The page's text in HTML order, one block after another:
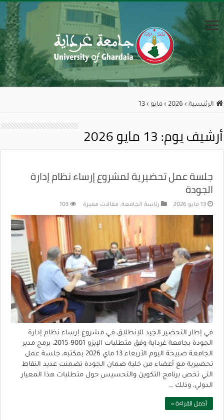
الرئيسية ›
2026
› مايو ›
13
أرشيف يوم:13 مايو 2026
جلسة عمل تحضيرية لمشروع إرساء نظام إدارة
الجودة
13 مايو 2026 رئاسة الجامعة, مقالات مميزة 103
في إطار التحضير الجيد للإنطلاق في مشروع إرساء نظام إدارة
الجودة بجامعة غرداية وفق متطلبات الإيزو 9001-2015، برمج مدير
الجامعة صبيحة اليوم الأربعاء 13 ماي 2026 بمكتبه، جلسة عمل
تحضيرية مع أعضاء من خلية ضمان الجودة تضمنت عديد النقاط
التي تخص برنامج التكوين والتحسيس حول متطلبات هذا المعيار
الدولي، وذلك …
أكمل القراءة »